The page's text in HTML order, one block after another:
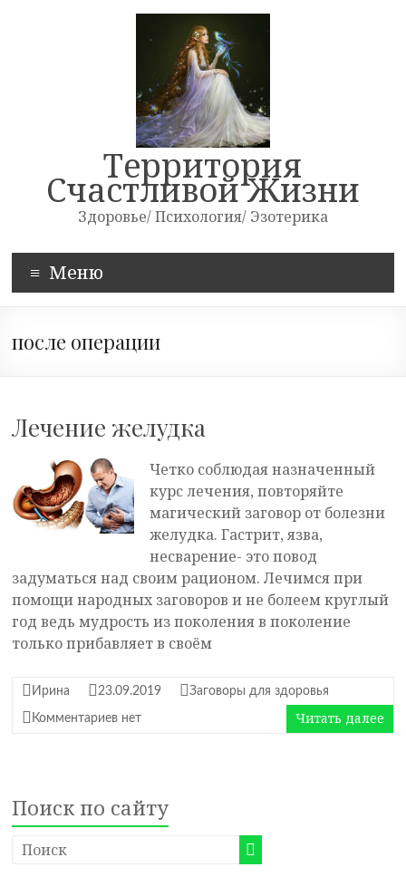
Территория
Счастливой Жизни
Здоровье/ Психология/ Эзотерика
Меню
после операции
Лечение желудка
Четко соблюдая назначенный
курс лечения, повторяйте
магический заговор от болезни
желудка. Гастрит, язва,
несварение- это повод
задуматься над своим рационом. Лечимся при
помощи народных заговоров и не болеем круглый
год ведь мудрость из поколения в поколение
только прибавляет в своём
Ирина 23.09.2019 Заговоры для здоровья
Комментариев нет Читать далее
Поиск по сайту